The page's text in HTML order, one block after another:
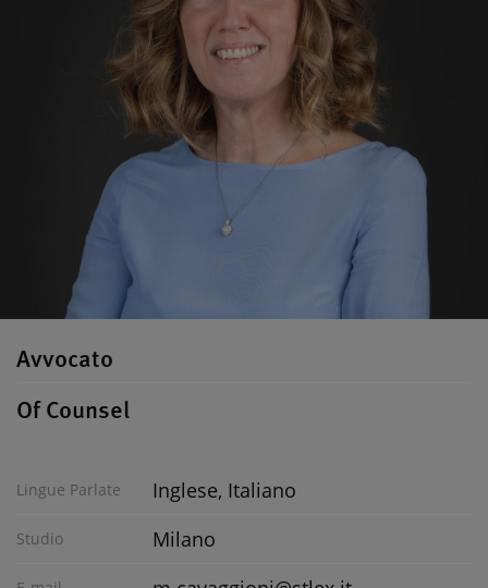
Avvocato
Of Counsel
Lingue Parlate Inglese, Italiano
Studio Milano